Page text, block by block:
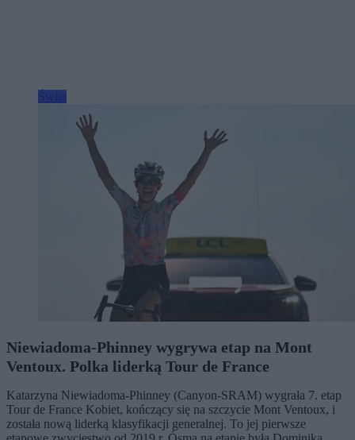
Niewiadoma-Phinney wygrywa etap na Mont
Ventoux. Polka liderką Tour de France
Katarzyna Niewiadoma-Phinney (Canyon-SRAM) wygrała 7. etap
Tour de France Kobiet, kończący się na szczycie Mont Ventoux, i
została nową liderką klasyfikacji generalnej. To jej pierwsze